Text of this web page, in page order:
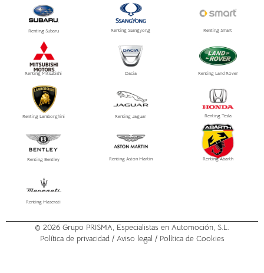
Renting Subaru Renting Ssangyong Renting Smart
Renting Mitsubishi Dacia Renting Land Rover
Renting Lamborghini Renting Jaguar Renting Tesla
Renting Bentley Renting Aston Martin Renting Abarth
Renting Maserati
© 2026 Grupo PRISMA, Especialistas en Automoción, S.L.
Política de privacidad / Aviso legal / Política de Cookies